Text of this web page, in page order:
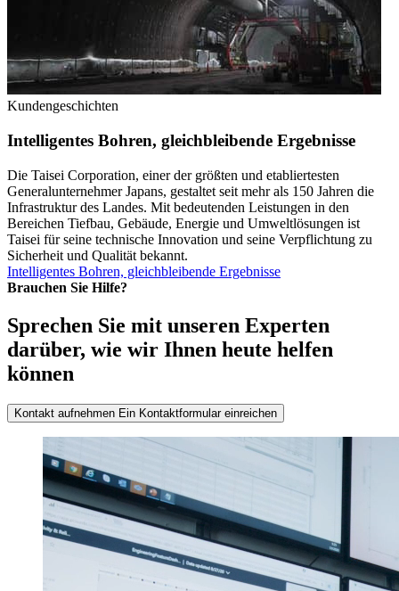
Kundengeschichten
Intelligentes Bohren, gleichbleibende Ergebnisse
Die Taisei Corporation, einer der größten und etabliertesten
Generalunternehmer Japans, gestaltet seit mehr als 150 Jahren die
Infrastruktur des Landes. Mit bedeutenden Leistungen in den
Bereichen Tiefbau, Gebäude, Energie und Umweltlösungen ist
Taisei für seine technische Innovation und seine Verpflichtung zu
Sicherheit und Qualität bekannt.
Intelligentes Bohren, gleichbleibende Ergebnisse
Brauchen Sie Hilfe?
Sprechen Sie mit unseren Experten
darüber, wie wir Ihnen heute helfen
können
Kontakt aufnehmen Ein Kontaktformular einreichen